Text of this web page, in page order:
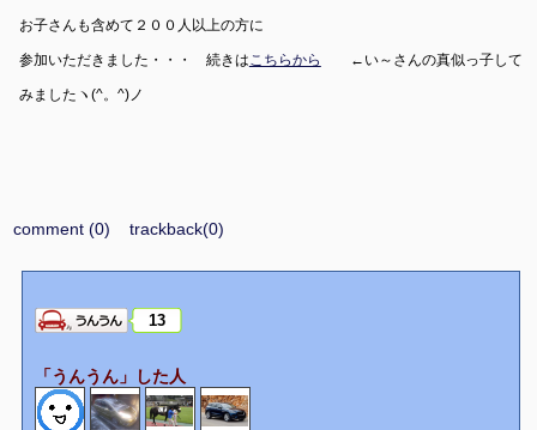
お子さんも含めて２００人以上の方に
参加いただきました・・・ 続きはこちらから ←い～さんの真似っ子して
みましたヽ(^。^)ノ
comment (0) trackback(0)
13
「うんうん」した人